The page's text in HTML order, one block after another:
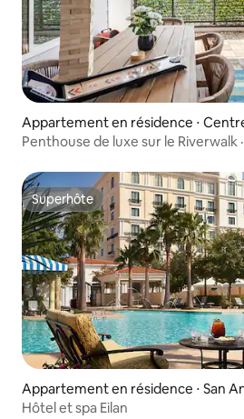
Appartement en résidence ⋅
Penthouse de luxe sur le Riverwalk
Superhôte
Superhôte
Appartement en résidence ⋅ San
Hôtel et spa Eilan